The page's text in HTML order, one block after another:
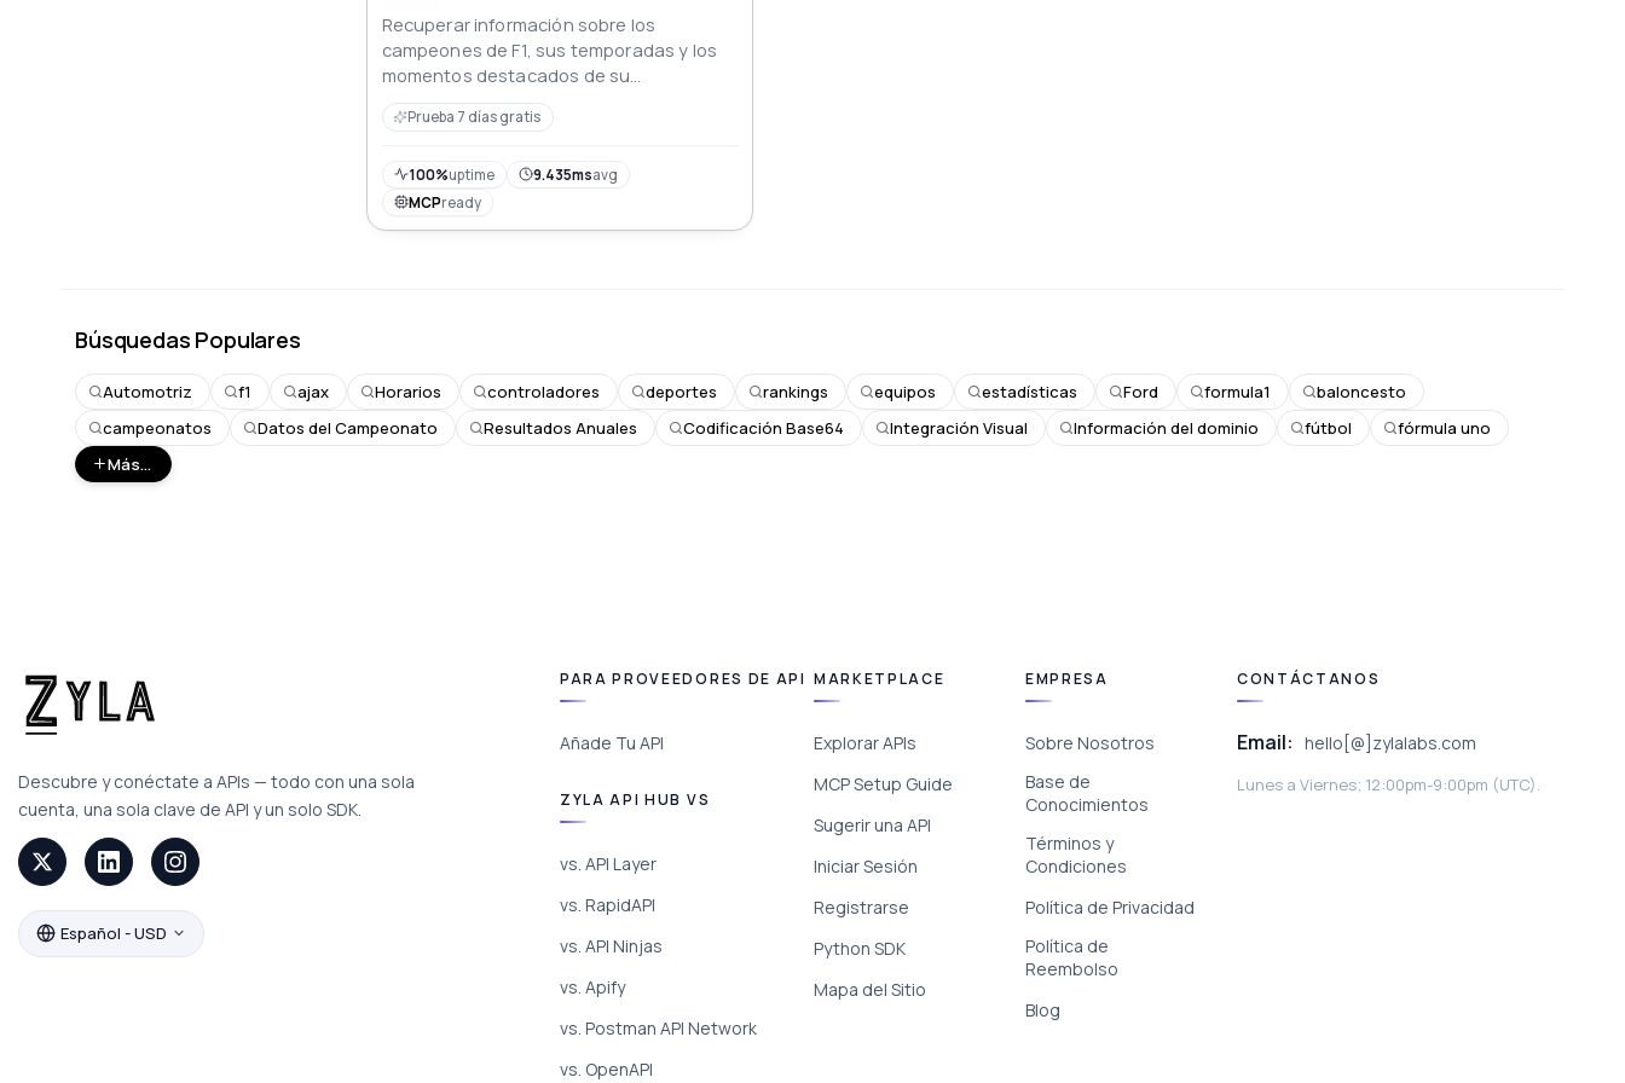
Recuperar información sobre los
campeones de F1, sus temporadas y los
momentos destacados de su
rendimiento.
Prueba 7 días gratis
100%uptime 9.435msavg
MCPready
Búsquedas Populares
Automotriz f1 ajax Horarios controladores deportes rankings equipos estadísticas Ford formula1
baloncesto
campeonatos
Datos del Campeonato Resultados Anuales Codificación Base64 Integración Visual Información del dominio fútbol
fórmula uno
Más...
Descubre y conéctate a APIs — todo con una sola
cuenta, una sola clave de API y un solo SDK.
Español - USD
PARA PROVEEDORES DE API
Añade Tu API
ZYLA API HUB VS
vs. API Layer
vs. RapidAPI
vs. API Ninjas
vs. Apify
vs. Postman API Network
vs. OpenAPI
MARKETPLACE
Explorar APIs
MCP Setup Guide
Sugerir una API
Iniciar Sesión
Registrarse
Python SDK
Mapa del Sitio
EMPRESA
Sobre Nosotros
Base de
Conocimientos
Términos y
Condiciones
Política de Privacidad
Política de
Reembolso
Blog
CONTÁCTANOS
Email: hello[@]zylalabs.com
Lunes a Viernes; 12:00pm-9:00pm (UTC).